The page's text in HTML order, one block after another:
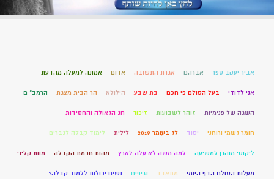
אביר יעקב ספר אברהם אגרת התשובה אדום אמונה למעלה מהדעת
אני לדודי בעל הסולם פי חכם בת שבע הילולא הר הבית מצגת הרמב" ם
השגה של פנימיות זוהר לשבועות זיכוך חג הגאולה והחסידות
חומר גשמי ורוחני יסוד לג בעומר 2019 לילית לימוד קבלה לגברים
ליקוטי מוהרן למשיעה למה משה לא עלה לארץ מהות חכמת הקבלה מוות קליני
מעלות הסולם הדף היומי מתאבד נגיפים נשים יכולות ללמוד קבלה?